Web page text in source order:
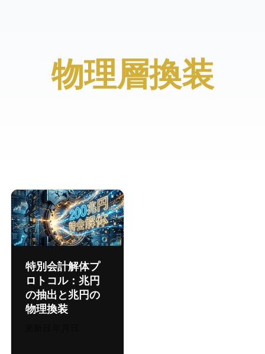
#物理層換装
特別会計解体プ
ロトコル：441.7兆円
の抽出と200兆円の
物理換装